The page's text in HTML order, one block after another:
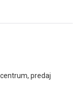
predaj